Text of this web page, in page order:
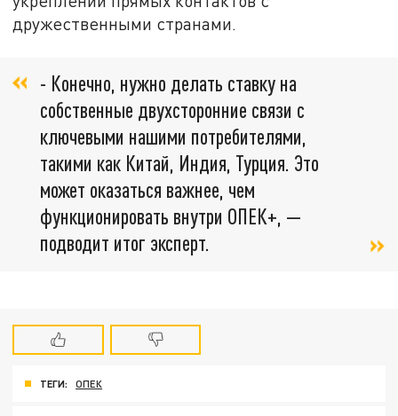
дружественными странами.
- Конечно, нужно делать ставку на
собственные двухсторонние связи с
ключевыми нашими потребителями,
такими как Китай, Индия, Турция. Это
может оказаться важнее, чем
функционировать внутри ОПЕК+, —
подводит итог эксперт.
ТЕГИ: ОПЕК